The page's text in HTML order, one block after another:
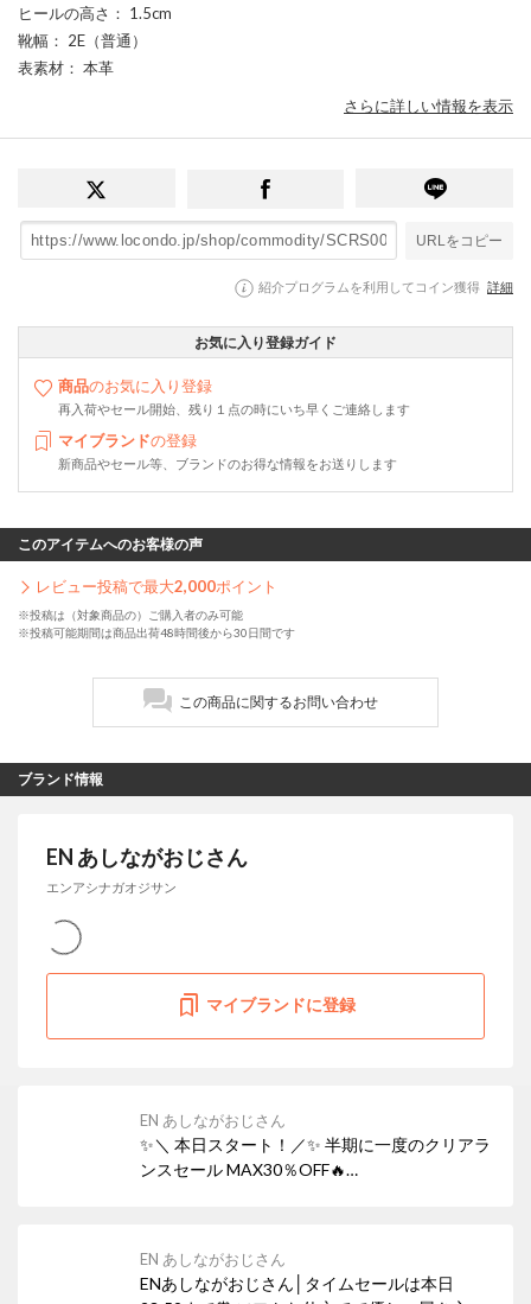
ヒールの高さ ： 1.5cm
靴幅 ： 2E（普通）
表素材 ： 本革
さらに詳しい情報を表示
URLをコピー
紹介プログラムを利用してコイン獲得 詳細
お気に入り登録ガイド
商品のお気に入り登録
再入荷やセール開始、残り１点の時にいち早くご連絡します
マイブランドの登録
新商品やセール等、ブランドのお得な情報をお送りします
このアイテムへのお客様の声
レビュー投稿で最大2,000ポイント
※投稿は（対象商品の）ご購入者のみ可能
※投稿可能期間は商品出荷48時間後から30日間です
この商品に関するお問い合わせ
ブランド情報
EN あしながおじさん
エンアシナガオジサン
マイブランドに登録
EN あしながおじさん
✨＼ 本日スタート！／✨ 半期に一度のクリアラ
ンスセール MAX30％OFF🔥
EN あしながおじさん
ENあしながおじさん│タイムセールは本日